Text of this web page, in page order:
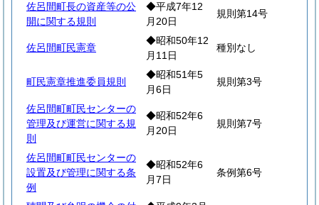
佐呂間町長の資産等の公
開に関する規則
◆平成7年12
月20日
規則第14号
佐呂間町民憲章
◆昭和50年12
月11日
種別なし
町民憲章推進委員規則
◆昭和51年5
月6日
規則第3号
佐呂間町町民センターの
管理及び運営に関する規
則
◆昭和52年6
月20日
規則第7号
佐呂間町町民センターの
設置及び管理に関する条
例
◆昭和52年6
月7日
条例第6号